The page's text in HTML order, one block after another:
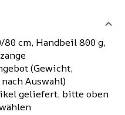
cm, Handbeil 800 g,
(Gewicht,
Auswahl)
geliefert, bitte oben